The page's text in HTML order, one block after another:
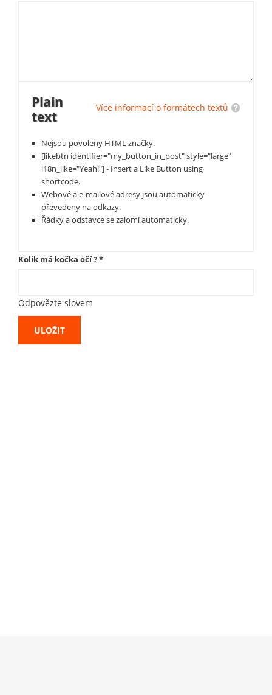
Více informací o formátech textů
Plain
text
Nejsou povoleny HTML značky.
[likebtn identifier="my_button_in_post" style="large"
i18n_like="Yeah!"] - Insert a Like Button using
shortcode.
Webové a e-mailové adresy jsou automaticky
převedeny na odkazy.
Řádky a odstavce se zalomí automaticky.
Kolik má kočka očí ?*
Odpovězte slovem